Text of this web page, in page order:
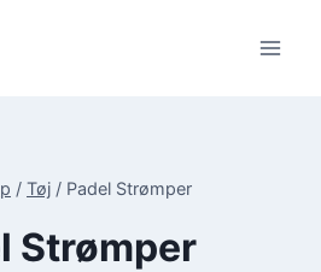
/ Tøj / Padel Strømper
Strømper